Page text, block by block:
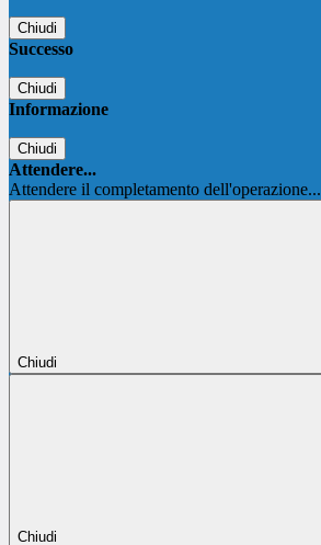
Chiudi
Successo
Chiudi
Informazione
Chiudi
Attendere...
Attendere il completamento dell'operazione...
Chiudi
Chiudi